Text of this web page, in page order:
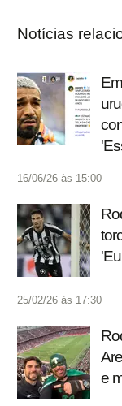
Notícias
16/06/26 às 15:00
25/02/26 às 17:30
e